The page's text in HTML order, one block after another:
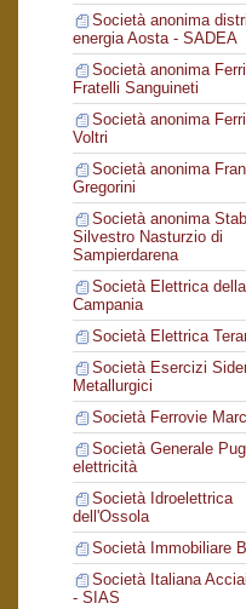
Società anonima
energia Aosta - SADEA
Società anonima
Fratelli Sanguineti
Società anonima
Voltri
Società anonima
Gregorini
Società anonima
Silvestro Nasturzio di
Sampierdarena
Società Elettrica della
Campania
Società Elettrica
Società Esercizi
Metallurgici
Società Ferrovie
Società Generale
elettricità
Società Idroelettrica
dell'Ossola
Società Immobiliare
Società Italiana
- SIAS